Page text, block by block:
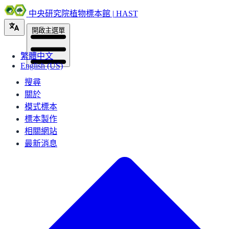
中央研究院植物標本館 | HAST
繁體中文
English (US)
開啟主選單
搜尋
關於
模式標本
標本製作
相關網站
最新消息